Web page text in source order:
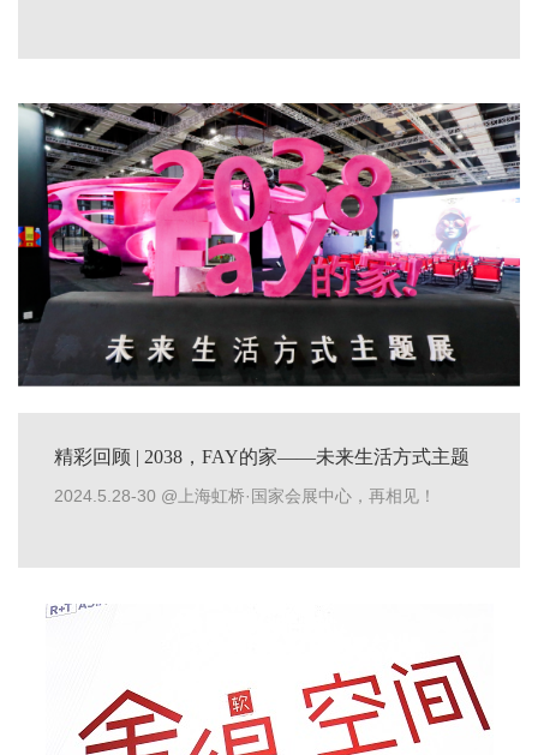
精彩回顾 | 2038，FAY的家——未来生活方式主题
展系列活动
2024.5.28-30 @上海虹桥·国家会展中心，再相见！